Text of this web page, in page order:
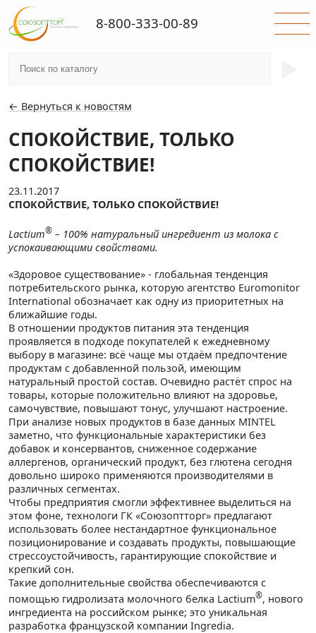
← Вернуться к новостям
СПОКОЙСТВИЕ, ТОЛЬКО
СПОКОЙСТВИЕ!
23.11.2017
СПОКОЙСТВИЕ, ТОЛЬКО СПОКОЙСТВИЕ!
Lactium® – 100% натуральный ингредиент из молока с
успокаивающими свойствами.
«Здоровое существование» - глобальная тенденция
потребительского рынка, которую агентство Euromonitor
International обозначает как одну из приоритетных на
ближайшие годы.
В отношении продуктов питания эта тенденция
проявляется в подходе покупателей к ежедневному
выбору в магазине: всё чаще мы отдаём предпочтение
продуктам с добавленной пользой, имеющим
натуральный простой состав. Очевидно растёт спрос на
товары, которые положительно влияют на здоровье,
самочувствие, повышают тонус, улучшают настроение.
При анализе новых продуктов в базе данных MINTEL
заметно, что функциональные характеристики без
добавок и консервантов, сниженное содержание
аллергенов, органический продукт, без глютена сегодня
довольно широко применяются производителями в
различных сегментах.
Чтобы предприятия смогли эффективнее выделиться на
этом фоне, технологи ГК «Союзоптторг» предлагают
использовать более нестандартное функциональное
позиционирование и создавать продукты, повышающие
стрессоустойчивость, гарантирующие спокойствие и
крепкий сон.
Такие дополнительные свойства обеспечиваются с
помощью гидролизата молочного белка Lactium®, нового
ингредиента на российском рынке; это уникальная
разработка французской компании Ingredia.
8-800-333-00-89